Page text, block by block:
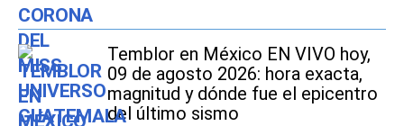
Temblor en México EN VIVO hoy,
09 de agosto 2026: hora exacta,
magnitud y dónde fue el epicentro
del último sismo